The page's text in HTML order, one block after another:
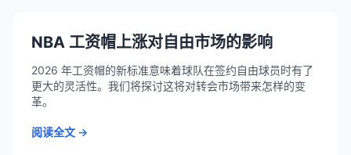
NBA 工资帽上涨对自由市场的影响
2026 年工资帽的新标准意味着球队在签约自由球员时有了
更大的灵活性。我们将探讨这将对转会市场带来怎样的变
革。
阅读全文 →